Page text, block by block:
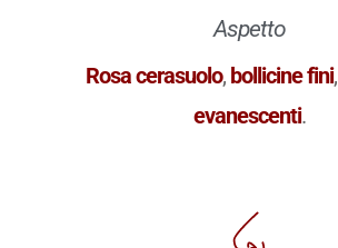
Aspetto
Rosa cerasuolo, bollicine fini,
evanescenti.